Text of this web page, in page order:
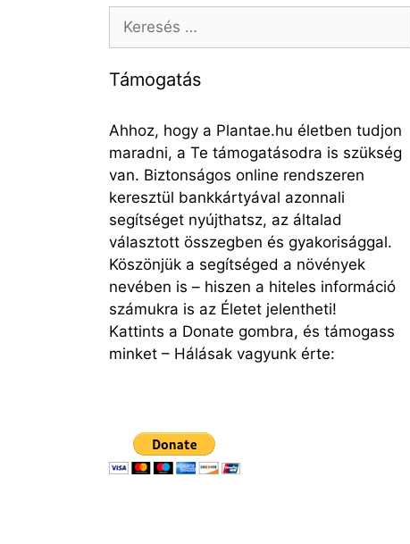
Támogatás
Ahhoz, hogy a Plantae.hu életben tudjon
maradni, a Te támogatásodra is szükség
van. Biztonságos online rendszeren
keresztül bankkártyával azonnali
segítséget nyújthatsz, az általad
választott összegben és gyakorisággal.
Köszönjük a segítséged a növények
nevében is – hiszen a hiteles információ
számukra is az Életet jelentheti!
Kattints a Donate gombra, és támogass
minket – Hálásak vagyunk érte: